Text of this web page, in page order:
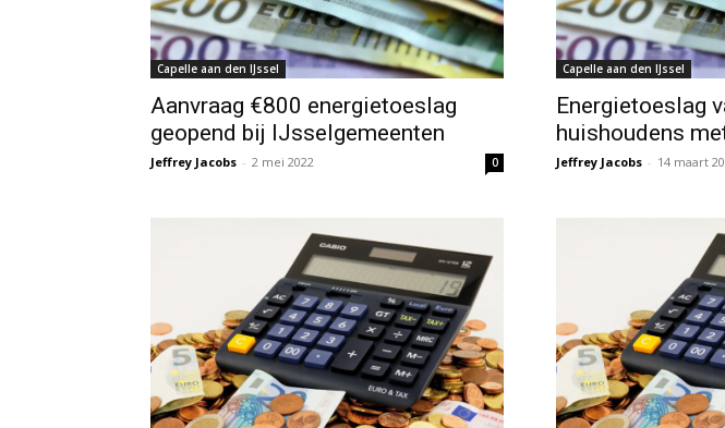
Capelle aan den IJssel
Aanvraag €800 energietoeslag
geopend bij IJsselgemeenten
Jeffrey Jacobs - 2 mei 2022 0
Capelle aan den IJssel
Energietoeslag
huishoudens
Jeffrey Jacobs - 14 maart